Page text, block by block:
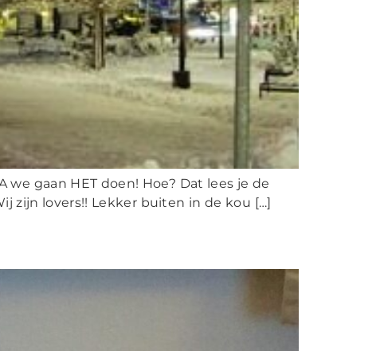
we gaan HET doen! Hoe? Dat lees je de
zijn lovers!! Lekker buiten in de kou […]